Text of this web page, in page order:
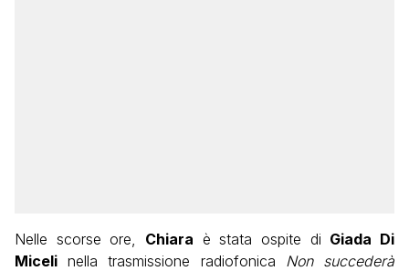
Nelle scorse ore, Chiara è stata ospite di Giada Di
Miceli nella trasmissione radiofonica
Non succederà